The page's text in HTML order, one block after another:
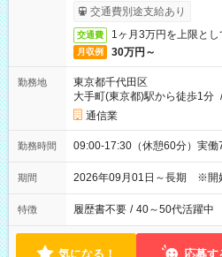
交通費別途支給あり
交通費 1ヶ月3万円を上限と
月収例 30万円～
勤務地
東京都千代田区
大手町(東京都)駅から徒歩1分
通信業
勤務時間 09:00-17:30（休憩60分）実働
期間 2026年09月01日～長期 ※開
特徴 履歴書不要 / 40～50代活躍中
気になる！ 応募す